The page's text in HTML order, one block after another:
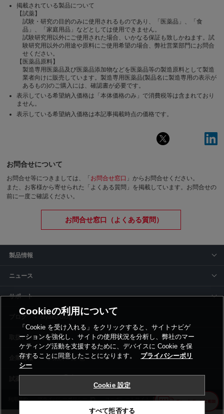
掲載されている製品について
【試薬】
試験・研究の目的のみに使用されるものであり、「医薬品」、「食
品」、「家庭用品」などとしては使用できません。
試験研究用以外にご使用された場合、いかなる保証も致しかねます。試
験研究用以外の用途や原料にご使用希望の場合、弊社営業部門にお問合
せください。
【医薬品原料】
製造専用医薬品及び医薬品添加物などを医薬品等の製造原料として製造
業者向けに販売しています。製造専用医薬品(製品名に製造専用の表示が
あるもの)のご購入には、確認書が必要です。
表示している希望納入価格は「本体価格のみ」で消費税等は含まれており
ません。
表示している希望納入価格は本記事掲載時点の価格です。
お問合せについて
お問合せ等につきましては、「 お問合せ窓口 」からお問合せください。
また、お客様から寄せられた「よくある質問」を掲載しています。お問合せの
前に一度ご確認ください。
お問合せ窓口（よくある質問）
製品情報
ニュース
サポート
siyaku-blog
取扱いメーカー
事業所一覧
利用規約 プライバシーポリシー コーポレートサイト Cookie設定
Cookieの利用について
「Cookie を受け入れる」をクリックすると、サイトナビゲ
ーションを強化し、サイトの使用状況を分析し、弊社のマー
ケティング活動を支援するために、デバイスに Cookie を保
存することに同意したことになります。
プライバシーポリ
シー
Cookie 設定
すべて拒否する